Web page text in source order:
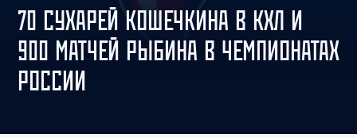
70 СУХАРЕЙ КОШЕЧКИНА В КХЛ И
900 МАТЧЕЙ РЫБИНА В ЧЕМПИОНАТАХ
РОССИИ